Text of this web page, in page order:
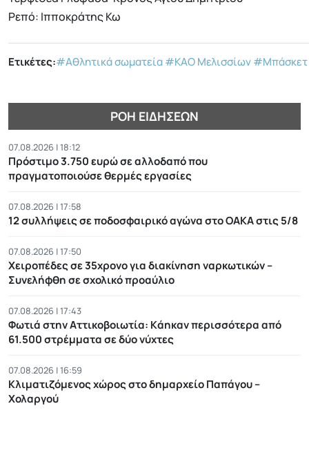
Ρεπό: Ιπποκράτης Κω
Ετικέτες:#Αθλητικά σωματεία#ΚΑΟ Μελισσίων#Μπάσκετ
ΡΟΉ ΕΙΔΉΣΕΩΝ
07.08.2026 | 18:12
Πρόστιμο 3.750 ευρώ σε αλλοδαπό που
πραγματοποιούσε θερμές εργασίες
07.08.2026 | 17:58
12 συλλήψεις σε ποδοσφαιρικό αγώνα στο ΟΑΚΑ στις 5/8
07.08.2026 | 17:50
Χειροπέδες σε 35χρονο για διακίνηση ναρκωτικών –
Συνελήφθη σε σχολικό προαύλιο
07.08.2026 | 17:43
Φωτιά στην Αττικοβοιωτία: Kάηκαν περισσότερα από
61.500 στρέμματα σε δύο νύχτες
07.08.2026 | 16:59
Κλιματιζόμενος χώρος στο δημαρχείο Παπάγου –
Χολαργού